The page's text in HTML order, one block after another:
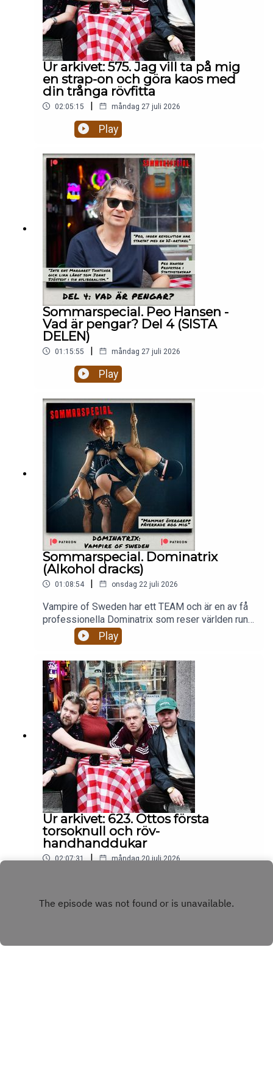
flydde till Italien.Hela avsnittet på
patreon.com/gottsnack
Ur arkivet: 575. Jag vill ta på mig
en strap-on och göra kaos med
din trånga rövfitta
02:05:15 | måndag 27 juli 2026
Play
Sommarspecial. Peo Hansen -
Vad är pengar? Del 4 (SISTA
DELEN)
01:15:55 | måndag 27 juli 2026
Play
Sommarspecial. Dominatrix
(Alkohol dracks)
01:08:54 | onsdag 22 juli 2026
Vampire of Sweden har ett TEAM och är en av få
professionella Dominatrix som reser världen runt
och dominerar och förnedrar män. Hur ser hennes
arbete ut egentligen? Är hon någonsin rädd? Hur
mammas övergrepp påverkat hennes val av
arbete?
Play
Ur arkivet: 623. Ottos första
torsoknull och röv-
handhanddukar
02:07:31 | måndag 20 juli 2026